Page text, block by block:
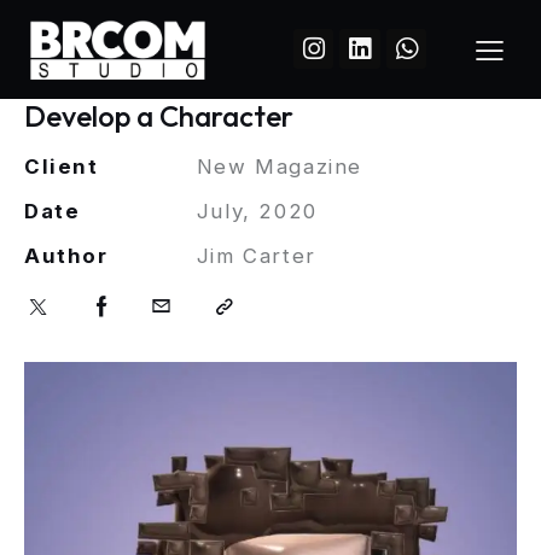
Develop a Character
Client
New Magazine
Date
July, 2020
Author
Jim Carter